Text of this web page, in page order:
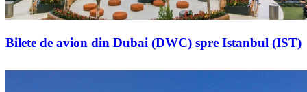
Bilete de avion din Dubai (DWC) spre Istanbul (IST)